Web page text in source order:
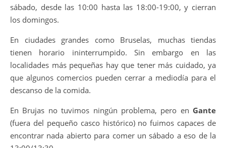
sábado, desde las 10:00 hasta las 18:00-19:00, y cierran
los domingos.
En ciudades grandes como Bruselas, muchas tiendas
tienen horario ininterrumpido. Sin embargo en las
localidades más pequeñas hay que tener más cuidado, ya
que algunos comercios pueden cerrar a mediodía para el
descanso de la comida.
En Brujas no tuvimos ningún problema, pero en Gante
(fuera del pequeño casco histórico) no fuimos capaces de
encontrar nada abierto para comer un sábado a eso de la